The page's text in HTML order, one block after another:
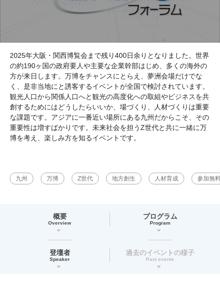
2025年大阪・関西博覧会まで残り400日余りとなりました。世界
の約190ヶ国の政府要人や主要な企業幹部はじめ、多くの海外の
方が来日します。万博をチャンスにとらえ、夢洲会場だけでな
く、是非当地にと誘客するイベントが全国で検討されています。
観光人口から関係人口へと観光の高度化への取組やビジネスを共
創するためにはどうしたらいいか、場づくり、人材づくりは重要
な課題です。アジアに一番近い場所にある九州だからこそ、その
重要性は増すばかりです。未来社会を担うZ世代と共に一緒に万
博を考え、楽しみ方を知るイベントです。
九州 万博 Z世代 地方創生 人材育成 参加無
概要
Overview
プログラム
Program
登壇者
Speaker
過去のイベントの様子
Past events